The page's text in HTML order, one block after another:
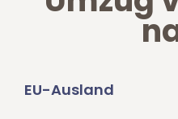
EU-Ausland